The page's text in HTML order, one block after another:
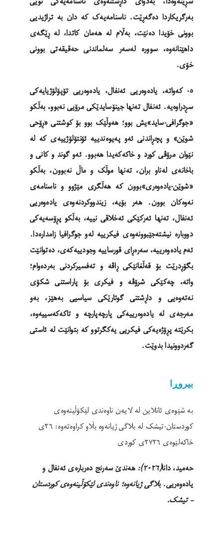
بەرگریکاردا دەگەڕێت. ناسنامەیەک کە دان بە تراژیدیی
بوونی خۆیدا دەنێت، بەڵام لە هەمان کاتدا، لە ڕێگەی
داهێنانەوە، سوورە لەسەر سەلماندنی حەقیقەتی بوونی
خۆی.
٥- کەواتە، یادەوەریی ئەنفال، یادەوەریی تۆپۆلۆژیایەکی
سڕدراوەیە. ئەنفال تەنها جینۆسایدێکی مرۆیی نەبوو، بەڵکو
«جوگرافی-ساید»یش بوو؛ هەوڵێک بوو بۆ کوشتنی «ڕۆحی
شوێن» و پچڕاندنی ئەو پەیوەندییە ئۆنتۆلۆژییەی کە لە
نێوان مرۆڤی کورد و خاکەکەیدا هەبوو. ئەو گوند و کانی و
باخانەی لەناو بران، تەنها موڵک و ماڵ نەبوون، بەڵکو
«شوێن-یادەوەری»بوون کە هەڵگری مێژوو و ناسنامەی
نەوەکان بوون. هەر بۆیە، زیندووکردنەوەی یادەوەریی
ئەنفال، تەنها ئەرکێکی ئەخلاقی نییە، بەڵکو پڕۆسەیەکی
دووبارە نیشتەجێبوونەوەی فیکرییە لەو جوگرافیا زامدارەدا.
ئەم یادەوەرییە، سەرەڕای قورساییە وجودییەکەی، دەتوانێت
بگۆڕدرێت بۆ قەڵغانێکی ڕاڤە و تەفسیرکردنی بەردەوام؛
واتە، چەکێکی شرۆڤە و فیکری بۆ پاراستنی شکۆی
نەتەوەیی و داڕشتنی گوتارێکی سیاسیی بەهێز، بەو
مەرجەی لە یادەوەرییەکی پارچەپارچە و تاکەکەسییەوە،
بکرێتە پڕۆژەیەکی فیکریی یەکگرتوو کە بتوانێت لە ئاستی
گەردوونیدا بدوێت.
بیروڕا
بە شێوەی ئانلاین لە لایەن ناوەندی لێکۆڵینەوەی
کوردستان-تیشک لە بلاگی ژیانەوە بڵاو کراوەتەوە: ٢٦ی
خاکەلێوەی ٢٧٢٦ی کوردی
حەمید، دانا(٢٠٢٦):
هەندێ سەرنج دەربارەی ئەنفال و
یادەوەریی. بلاگی ژیانەوە؛ ناوەندی لێکۆڵینەوەی کوردستان
– تیشک.